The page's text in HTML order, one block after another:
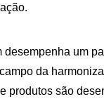
desempenha um
da
produtos são